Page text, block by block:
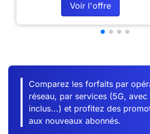
Voir l'offre
Comparez les forfaits par
réseau, par services (5G,
inclus...) et profitez des
aux nouveaux abonnés.